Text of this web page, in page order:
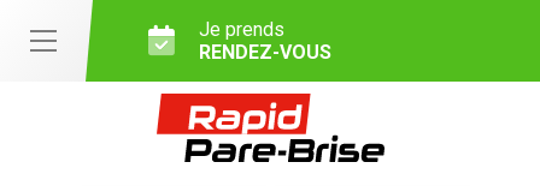
Je prends
RENDEZ-VOUS